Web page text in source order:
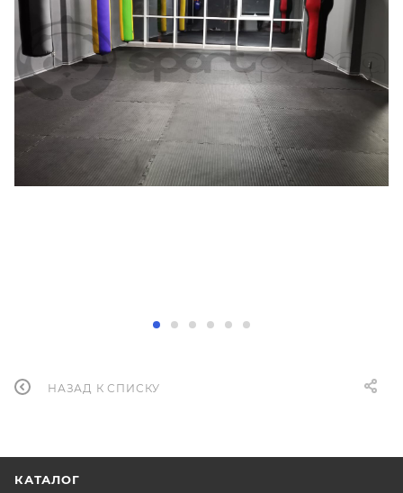
НАЗАД К СПИСКУ
КАТАЛОГ